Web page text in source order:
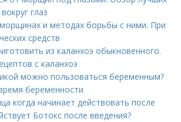
глаз
и методах борьбы с ними. При
средств
из каланхоэ обыкновенного.
с каланхоэ
можно пользоваться беременным?
беременности
когда начинает действовать после
Ботокс после введения?